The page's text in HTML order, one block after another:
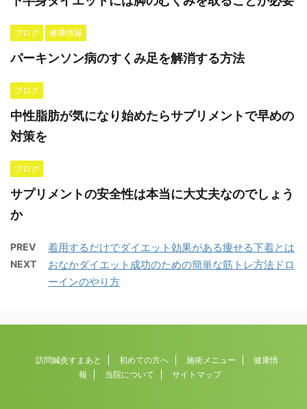
ブログ 健康情報
パーキンソン病のすくみ足を解消する方法
ブログ
中性脂肪が気になり始めたらサプリメントで早めの
対策を
ブログ
サプリメントの安全性は本当に大丈夫なのでしょう
か
PREV 着用するだけでダイエット効果がある痩せる下着とは
NEXT
おなかダイエット成功のための簡単な筋トレ方法ドロ
ーインのやり方
訪問鍼灸すまあと 初めての方へ 施術メニュー
健康情
報
当院について サイトマップ